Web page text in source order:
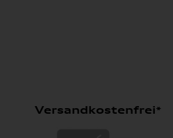
Versandkostenfrei*